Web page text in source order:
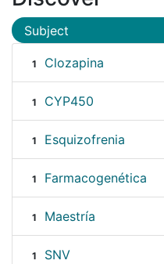
Subject
1 Clozapina
1 CYP450
1 Esquizofrenia
1 Farmacogenética
1 Maestría
1 SNV